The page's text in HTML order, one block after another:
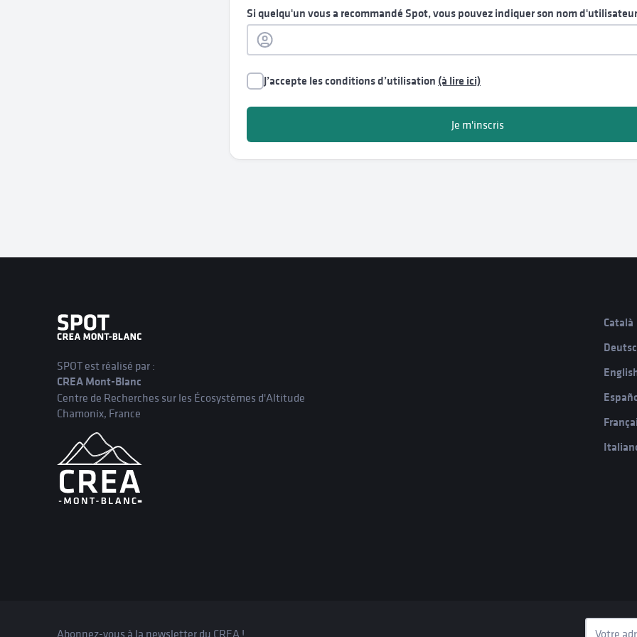
Si quelqu'un vous a recommandé Spot, vous pouvez indiquer son nom d'utilisateur
J’accepte les conditions d’utilisation (à lire ici)
SPOT est réalisé par :
CREA Mont-Blanc
Centre de Recherches sur les Écosystèmes d'Altitude
Chamonix, France
Català
Abonnez-vous à la newsletter du CREA !